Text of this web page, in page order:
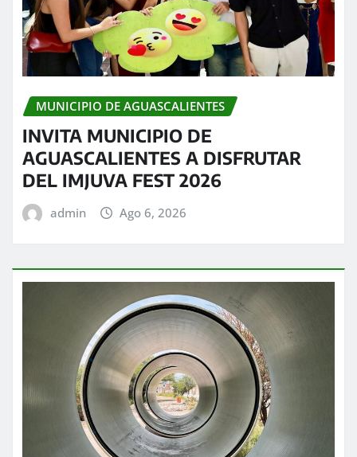
MUNICIPIO DE AGUASCALIENTES
INVITA MUNICIPIO DE
AGUASCALIENTES A DISFRUTAR
DEL IMJUVA FEST 2026
admin Ago 6, 2026